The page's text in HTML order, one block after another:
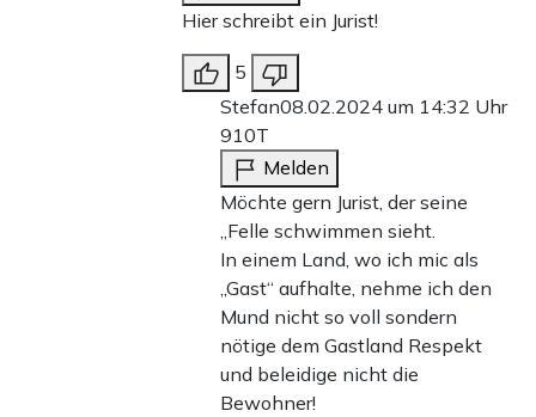
Hier schreibt ein Jurist!
5
Stefan08.02.2024 um 14:32 Uhr
910T
Melden
Möchte gern Jurist, der seine
„Felle schwimmen sieht.
In einem Land, wo ich mic als
„Gast“ aufhalte, nehme ich den
Mund nicht so voll sondern
nötige dem Gastland Respekt
und beleidige nicht die
Bewohner!